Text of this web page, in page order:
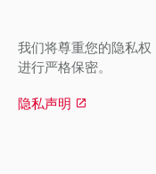
我们将尊重您的隐私
进行严格保密。
隐私声明